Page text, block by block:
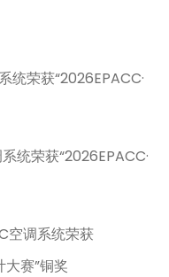
统荣获“2026EPACC·
统荣获“2026EPACC·
空调系统荣获
大赛”铜奖